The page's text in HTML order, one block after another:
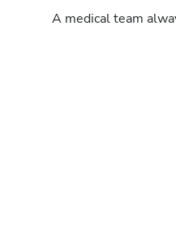
• A medical team